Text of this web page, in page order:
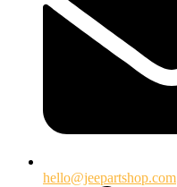
hello@jeepartshop.com